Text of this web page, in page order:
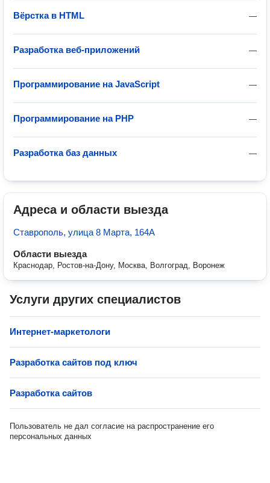
—
Вёрстка в HTML
—
Разработка веб-приложений
—
Программирование на JavaScript
—
Программирование на PHP
—
Разработка баз данных
Адреса и области выезда
Ставрополь, улица 8 Марта, 164А
Области выезда
Краснодар, Ростов-на-Дону, Москва, Волгоград, Воронеж
Услуги других специалистов
Интернет-маркетологи
Разработка сайтов под ключ
Разработка сайтов
Пользователь не дал согласие на распространение его
персональных данных